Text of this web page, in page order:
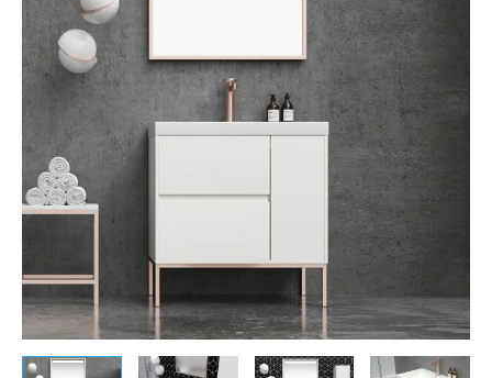
bain
tiroirs
1
porte
BLANC
mat
avec
vasque